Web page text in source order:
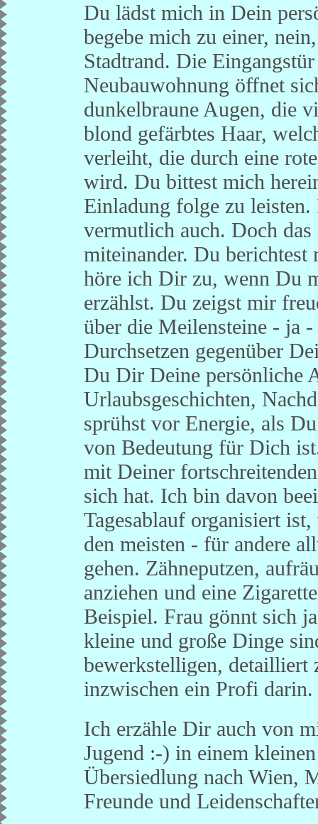
Du lädst mich in Dein
begebe mich zu einer,
Stadtrand. Die
Neubauwohnung öffnet
dunkelbraune Augen, die
blond gefärbtes Haar,
verleiht, die durch eine
wird. Du bittest mich
Einladung folge zu
vermutlich auch. Doch
miteinander. Du
höre ich Dir zu, wenn Du
erzählst. Du zeigst mir
über die Meilensteine - ja
Durchsetzen gegenüber
Du Dir Deine persönliche
Urlaubsgeschichten,
sprühst vor Energie, als
von Bedeutung für Dich
mit Deiner
sich hat. Ich bin davon
Tagesablauf organisiert
den meisten - für andere
gehen. Zähneputzen,
anziehen und eine
Beispiel. Frau gönnt sich
kleine und große Dinge
bewerkstelligen, detailliert
inzwischen ein Profi darin.
Ich erzähle Dir auch von
Jugend :-) in einem
Übersiedlung nach Wien,
Freunde und